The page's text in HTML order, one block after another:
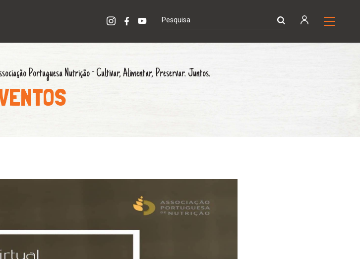
Portuguesa Nutrição - Cultivar, Alimentar, Preservar. Juntos.